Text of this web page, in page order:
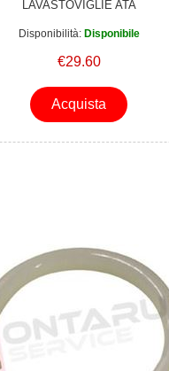
LAVASTOVIGLIE ATA
Disponibilità: Disponibile
€29.60
Acquista